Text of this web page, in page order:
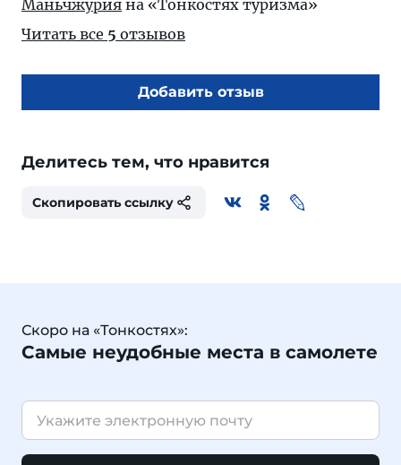
Маньчжурия на «Тонкостях туризма»
Читать все 5 отзывов
Добавить отзыв
Делитесь тем, что нравится
Скопировать ссылку
Скоро на «Тонкостях»:
Самые неудобные места в самолете